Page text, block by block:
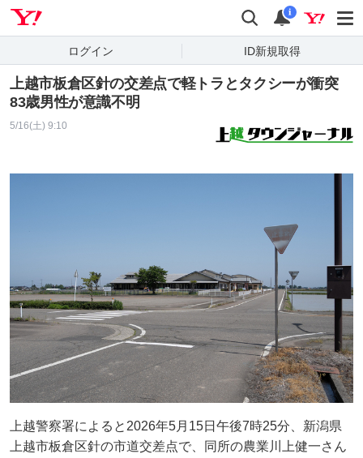
検索 通知
i
ログイン ID新規取得
上越市板倉区針の交差点で軽トラとタクシーが衝突
83歳男性が意識不明
5/16(土) 9:10
上越警察署によると2026年5月15日午後7時25分、新潟県
上越市板倉区針の市道交差点で、同所の農業川上健一さん